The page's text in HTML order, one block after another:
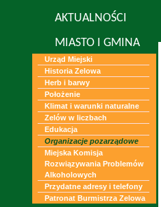
AKTUALNOŚCI
MIASTO I GMINA
Urząd Miejski
Historia Zelowa
Herb i barwy
Położenie
Klimat i warunki naturalne
Zelów w liczbach
Edukacja
Organizacje pozarządowe
Miejska Komisja
Rozwiązywania Problemów
Alkoholowych
Przydatne adresy i telefony
Patronat Burmistrza Zelowa